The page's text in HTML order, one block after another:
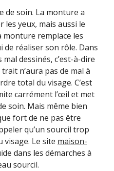
de soin. La monture a
les yeux, mais aussi le
monture remplace les
réaliser son rôle. Dans
dessinés, c’est-à-dire
n’aura pas de mal à
total du visage. C’est
carrément l’œil et met
soin. Mais même bien
fort de ne pas être
qu’un sourcil trop
visage. Le site maison-
dans les démarches à
sourcil.